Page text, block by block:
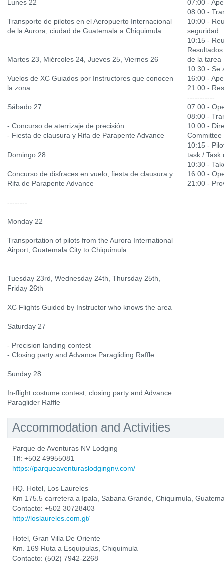
Lunes 22
Transporte de pilotos en el Aeropuerto Internacional
de la Aurora, ciudad de Guatemala a Chiquimula.
Martes 23, Miércoles 24, Jueves 25, Viernes 26
Vuelos de XC Guiados por Instructores que conocen
la zona
Sábado 27
- Concurso de aterrizaje de precisión
- Fiesta de clausura y Rifa de Parapente Advance
Domingo 28
Concurso de disfraces en vuelo, fiesta de clausura y
Rifa de Parapente Advance
--------
Monday 22
Transportation of pilots from the Aurora International
Airport, Guatemala City to Chiquimula.
Tuesday 23rd, Wednesday 24th, Thursday 25th,
Friday 26th
XC Flights Guided by Instructor who knows the area
Saturday 27
- Precision landing contest
- Closing party and Advance Paragliding Raffle
Sunday 28
In-flight costume contest, closing party and Advance
Paraglider Raffle
07:00 -
08:00 -
10:00 -
seguridad
10:15 -
de la tarea
10:30 - Se
16:00 -
21:00 -
-----------
07:00 -
08:00 -
10:00 -
Committee
10:15 -
task / Task
10:30 -
16:00 -
21:00 -
Accommodation and Activities
Parque de Aventuras NV Lodging
Tlf: +502 49955081
https://parqueaventuraslodgingnv.com/
HQ. Hotel, Los Laureles
Km 175.5 carretera a Ipala, Sabana Grande, Chiquimula,
Contacto: +502 30728403
http://loslaureles.com.gt/
Hotel, Gran Villa De Oriente
Km. 169 Ruta a Esquipulas, Chiquimula
Contacto: (502) 7942-2268